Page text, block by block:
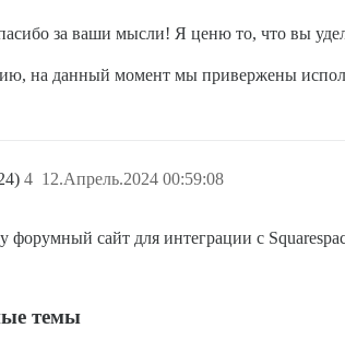
за ваши мысли! Я ценю то, что вы
на данный момент мы привержены
12.Апрель.2024 00:59:08
4
форумный сайт для интеграции с
темы